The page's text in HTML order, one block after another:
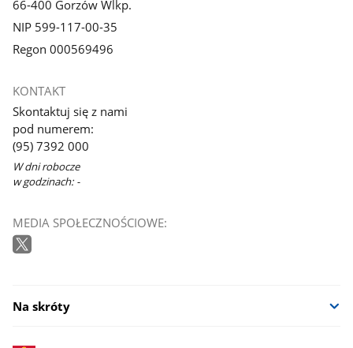
66-400 Gorzów Wlkp.
NIP 599-117-00-35
Regon 000569496
KONTAKT
Skontaktuj się z nami
pod numerem:
(95) 7392 000
W dni robocze
w godzinach: -
MEDIA SPOŁECZNOŚCIOWE:
Na skróty